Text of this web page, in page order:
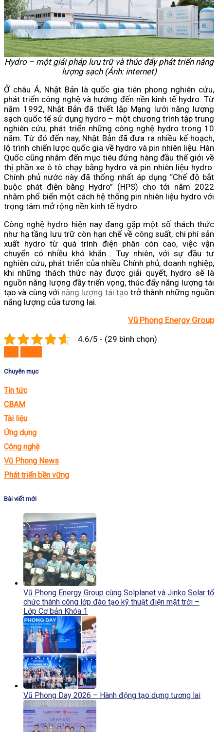
Hydro – một giải pháp lưu trữ và thúc đẩy phát triển năng
lượng sạch (Ảnh: internet)
Ở châu Á, Nhật Bản là quốc gia tiên phong nghiên cứu,
phát triển công nghệ và hướng đến nền kinh tế hydro. Từ
năm 1992, Nhật Bản đã thiết lập Mạng lưới năng lượng
sạch quốc tế sử dụng hydro – một chương trình tập trung
nghiên cứu, phát triển những công nghệ hydro trong 10
năm. Từ đó đến nay, Nhật Bản đã đưa ra nhiều kế hoạch,
lộ trình chiến lược quốc gia về hydro và pin nhiên liệu. Hàn
Quốc cũng nhắm đến mục tiêu đứng hàng đầu thế giới về
thị phần xe ô tô chạy bằng hydro và pin nhiên liệu hydro.
Chính phủ nước này đã thống nhất áp dụng “Chế độ bắt
buộc phát điện bằng Hydro” (HPS) cho tới năm 2022
nhằm phổ biến một cách hệ thống pin nhiên liệu hydro với
trọng tâm mở rộng nền kinh tế hydro.
Công nghệ hydro hiện nay đang gặp một số thách thức
như hạ tầng lưu trữ còn hạn chế về công suất, chi phí sản
xuất hydro từ quá trình điện phân còn cao, việc vận
chuyển có nhiều khó khăn… Tuy nhiên, với sự đầu tư
nghiên cứu, phát triển của nhiều Chính phủ, doanh nghiệp,
khi những thách thức này được giải quyết, hydro sẽ là
nguồn năng lượng đầy triển vọng, thúc đẩy năng lượng tái
tạo và cùng với năng lượng tái tạo trở thành những nguồn
năng lượng của tương lai.
Vũ Phong Energy Group
4.6/5 - (29 bình chọn)
Chuyên mục
Tin tức
CBAM
Tài liệu
Ứng dụng
Công nghệ
Vũ Phong News
Phát triển bền vững
Bài viết mới
Vũ Phong Energy Group cùng Solplanet và Jinko Solar tổ
chức thành công lớp đào tạo kỹ thuật điện mặt trời –
Lớp Cơ bản Khóa 1
Vũ Phong Day 2026 – Hành động tạo dựng tương lai